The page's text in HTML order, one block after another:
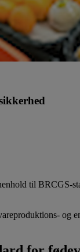
til BRCGS-
og